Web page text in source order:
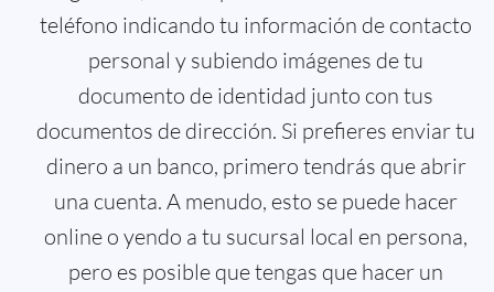
teléfono indicando tu información de contacto
personal y subiendo imágenes de tu
documento de identidad junto con tus
documentos de dirección. Si prefieres enviar tu
dinero a un banco, primero tendrás que abrir
una cuenta. A menudo, esto se puede hacer
online o yendo a tu sucursal local en persona,
pero es posible que tengas que hacer un